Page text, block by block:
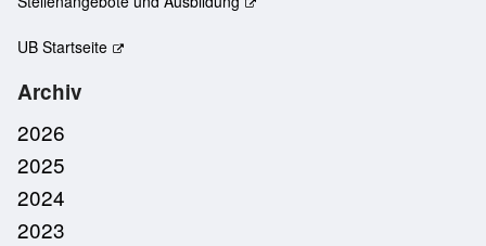
UB Startseite
Archiv
2026
2025
2024
2023